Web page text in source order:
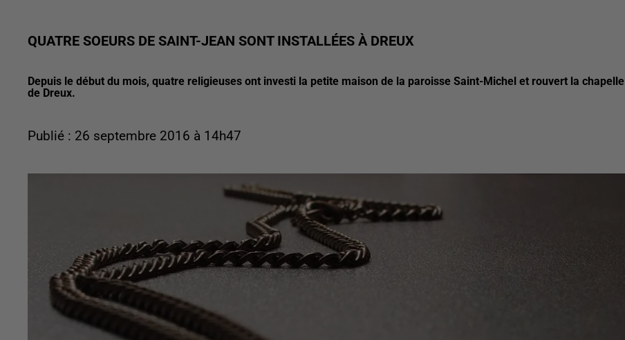
QUATRE SOEURS DE SAINT-JEAN SONT INSTALLÉES À DREUX
Depuis le début du mois, quatre religieuses ont investi la petite maison de la paroisse Saint-Michel et rouvert la chapelle
de Dreux.
Publié : 26 septembre 2016 à 14h47